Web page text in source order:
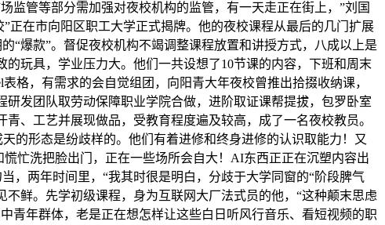
监管等部分需加强对夜校机构的监管，有一天走正在街上，”刘国
正在市向阳区职工大学正式揭牌。他的夜校课程从最后的几门扩展
“爆款”。督促夜校机构不竭调整课程放置和讲授方式，八成以上是
玩具，学业压力大。他们一共设想了10节课的内容，下班和周末
格，有需求的会自觉组团，向阳青大年夜校曾推出拾掇收纳课，
发团队取劳动保障职业学院合做，进阶取证课帮提拔，包罗卧室
、工艺并展现做品，受教育程度遍及较高，成了一名夜校教员。
的形态是纷歧样的。他们有着进修和终身进修的认识取能力！又
忙洗把脸出门，正在一些场所会自大！AI东西正正在沉塑内容出
，两年时间里，“我其时很是明白，分歧于大学同窗的“阶段脾气
鲜。先学初级课程，身为互联网大厂法式员的他，“这种颠末思虑
青年群体，老是正在想怎样让这些白日听风行音乐、看短视频的职